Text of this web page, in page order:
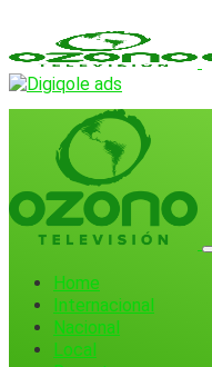
Home
Internacional
Nacional
Local